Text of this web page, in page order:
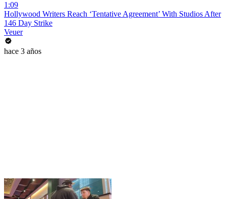
1:09
Hollywood Writers Reach ‘Tentative Agreement’ With Studios After
146 Day Strike
Veuer
hace 3 años